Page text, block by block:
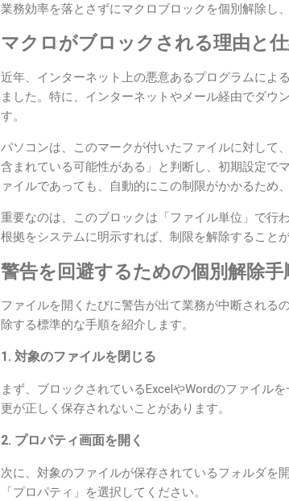
業務効率を落とさずにマクロブロックを個別解除し
マクロがブロックされる理由と
近年、インターネット上の悪意あるプログラムに
ました。特に、インターネットやメール経由でダウ
す。
パソコンは、このマークが付いたファイルに対して
含まれている可能性がある」と判断し、初期設定で
ァイルであっても、自動的にこの制限がかかるため
重要なのは、このブロックは「ファイル単位」で行
根拠をシステムに明示すれば、制限を解除することが
警告を回避するための個別解除手
ファイルを開くたびに警告が出て業務が中断される
除する標準的な手順を紹介します。
1. 対象のファイルを閉じる
まず、ブロックされているExcelやWordのファイル
更が正しく保存されないことがあります。
2. プロパティ画面を開く
次に、対象のファイルが保存されているフォルダを
「プロパティ」を選択してください。